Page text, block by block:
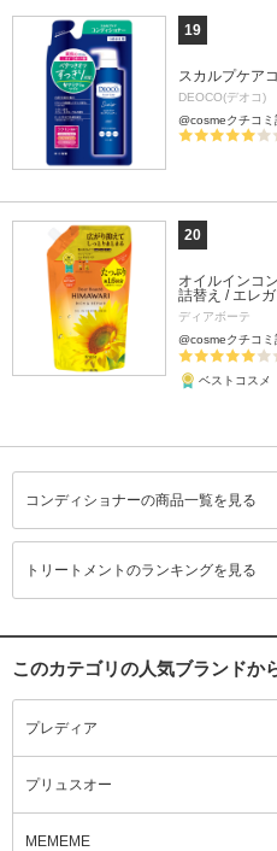
19
スカルプケア
DEOCO(デオコ)
@cosmeクチコミ
20
オイルインコ
詰替え / エレ
ディアボーテ
@cosmeクチコミ
ベストコスメ
コンディショナーの商品一覧を見る
トリートメントのランキングを見る
このカテゴリの人気ブランドか
プレディア
プリュスオー
MEMEME